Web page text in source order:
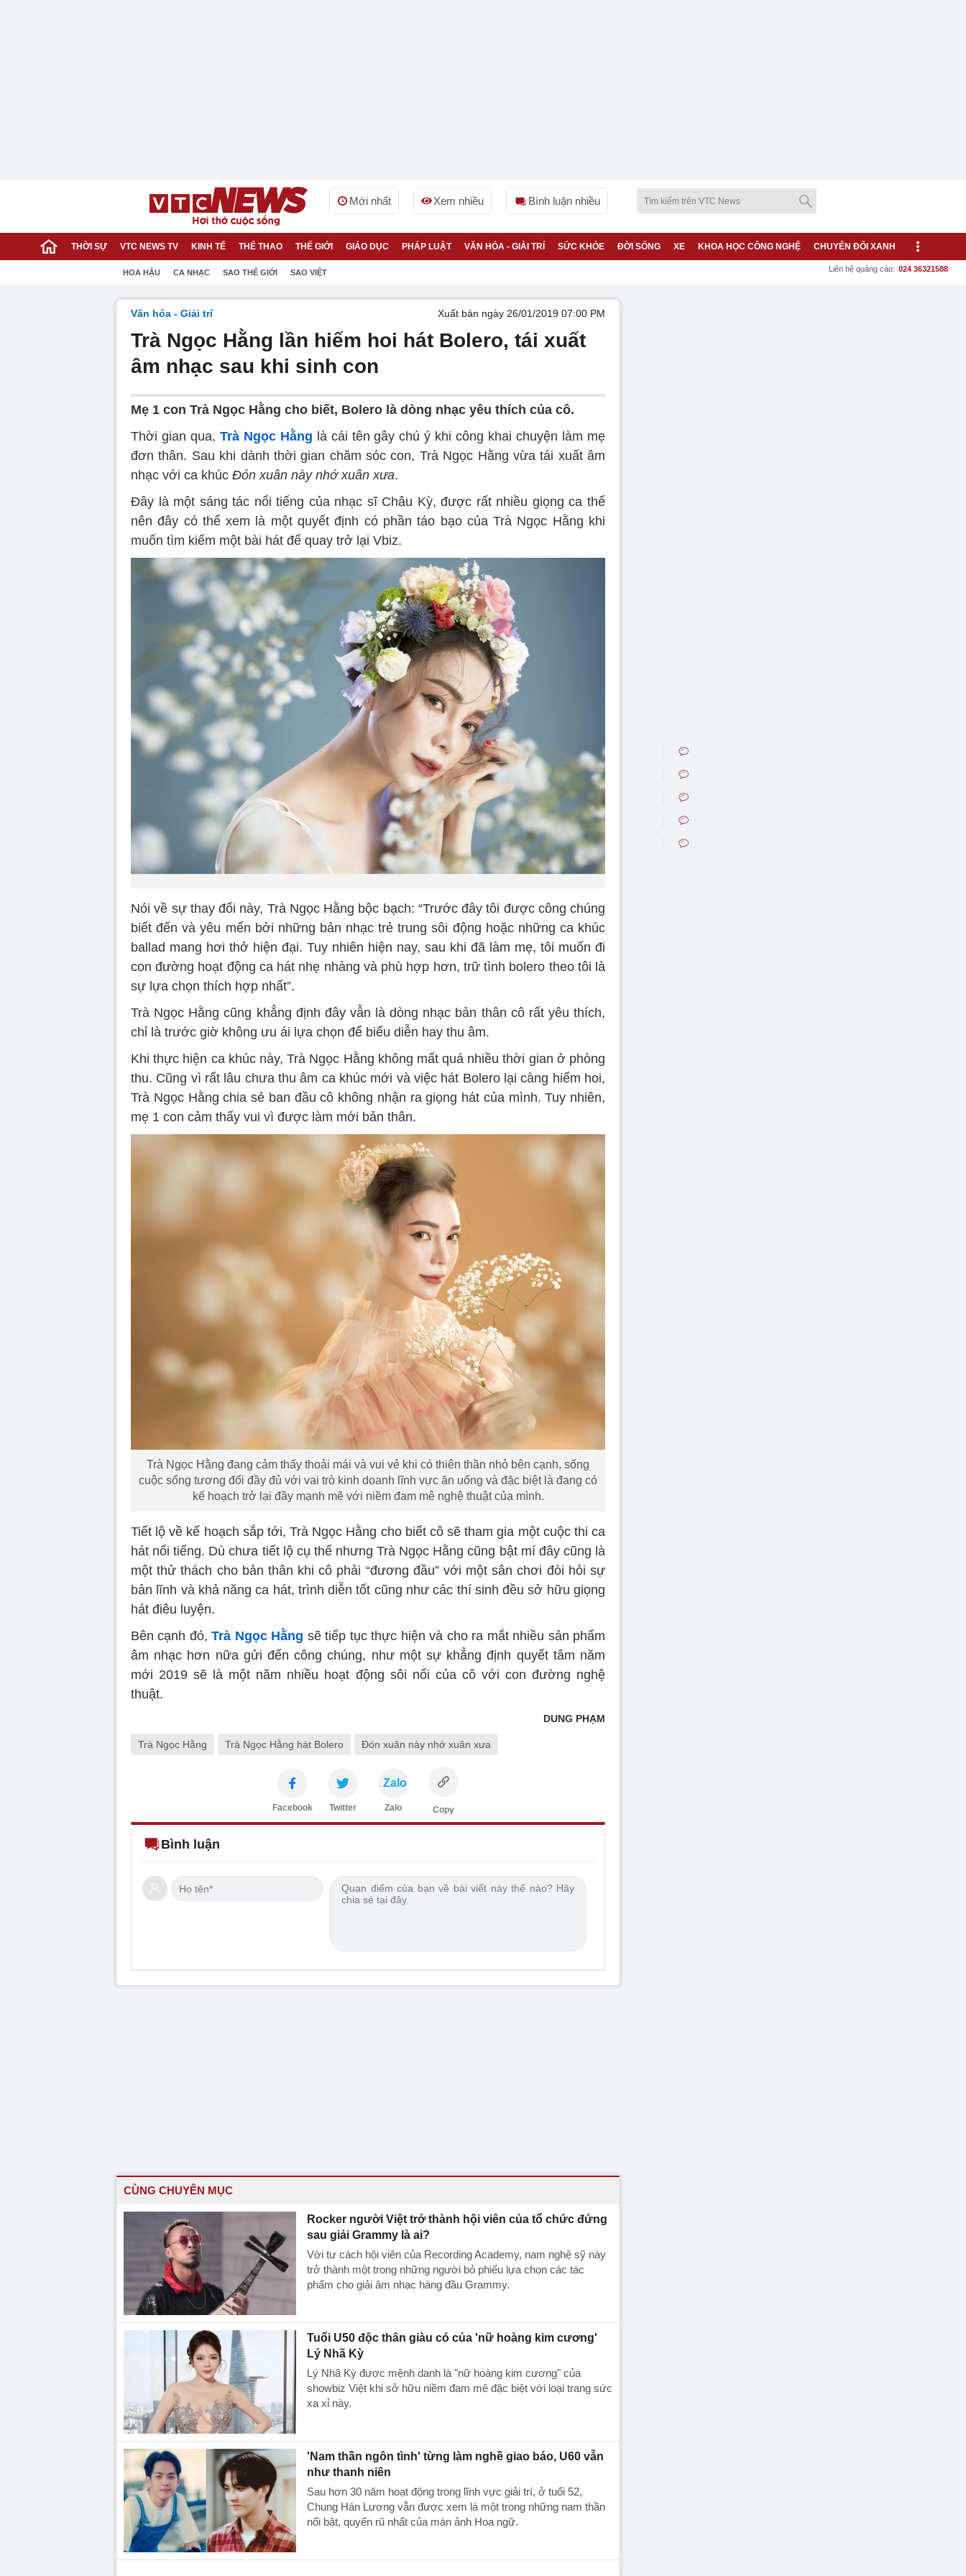
Mới nhất Xem nhiều Bình luận nhiều
THỜI SỰ VTC NEWS TV KINH TẾ THỂ THAO THẾ GIỚI GIÁO DỤC PHÁP LUẬT VĂN HÓA - GIẢI TRÍ SỨC KHỎE ĐỜI SỐNG XE KHOA HỌC CÔNG NGHỆ CHUYỂN ĐỔI XANH
HOA HẬU CA NHẠC SAO THẾ GIỚI SAO VIỆT Liên hệ quảng cáo: 024 36321588
Văn hóa - Giải trí Xuất bản ngày 26/01/2019 07:00 PM
Trà Ngọc Hằng lần hiếm hoi hát Bolero, tái xuất
âm nhạc sau khi sinh con
Mẹ 1 con Trà Ngọc Hằng cho biết, Bolero là dòng nhạc yêu thích của cô.
Thời gian qua, Trà Ngọc Hằng là cái tên gây chú ý khi công khai chuyện làm mẹ
đơn thân. Sau khi dành thời gian chăm sóc con, Trà Ngọc Hằng vừa tái xuất âm
nhạc với ca khúc Đón xuân này nhớ xuân xưa.
Đây là một sáng tác nổi tiếng của nhạc sĩ Châu Kỳ, được rất nhiều giọng ca thể
nên đây có thể xem là một quyết định có phần táo bạo của Trà Ngọc Hằng khi
muốn tìm kiếm một bài hát để quay trở lại Vbiz.
Nói về sự thay đổi này, Trà Ngọc Hằng bộc bạch: “Trước đây tôi được công chúng
biết đến và yêu mến bởi những bản nhạc trẻ trung sôi động hoặc những ca khúc
ballad mang hơi thở hiện đại. Tuy nhiên hiện nay, sau khi đã làm mẹ, tôi muốn đi
con đường hoạt động ca hát nhẹ nhàng và phù hợp hơn, trữ tình bolero theo tôi là
sự lựa chọn thích hợp nhất”.
Trà Ngọc Hằng cũng khẳng định đây vẫn là dòng nhạc bản thân cô rất yêu thích,
chỉ là trước giờ không ưu ái lựa chọn để biểu diễn hay thu âm.
Khi thực hiện ca khúc này, Trà Ngọc Hằng không mất quá nhiều thời gian ở phòng
thu. Cũng vì rất lâu chưa thu âm ca khúc mới và việc hát Bolero lại càng hiếm hoi,
Trà Ngọc Hằng chia sẻ ban đầu cô không nhận ra giọng hát của mình. Tuy nhiên,
mẹ 1 con cảm thấy vui vì được làm mới bản thân.
Trà Ngọc Hằng đang cảm thấy thoải mái và vui vẻ khi có thiên thần nhỏ bên cạnh, sống
cuộc sống tương đối đầy đủ với vai trò kinh doanh lĩnh vực ăn uống và đặc biệt là đang có
kế hoạch trở lại đầy mạnh mẽ với niềm đam mê nghệ thuật của mình.
Tiết lộ về kế hoạch sắp tới, Trà Ngọc Hằng cho biết cô sẽ tham gia một cuộc thi ca
hát nổi tiếng. Dù chưa tiết lộ cụ thể nhưng Trà Ngọc Hằng cũng bật mí đây cũng là
một thử thách cho bản thân khi cô phải “đương đầu” với một sân chơi đòi hỏi sự
bản lĩnh và khả năng ca hát, trình diễn tốt cũng như các thí sinh đều sở hữu giọng
hát điêu luyện.
Bên cạnh đó,Trà Ngọc Hằng sẽ tiếp tục thực hiện và cho ra mắt nhiều sản phẩm
âm nhạc hơn nữa gửi đến công chúng, như một sự khẳng định quyết tâm năm
mới 2019 sẽ là một năm nhiều hoạt động sôi nổi của cô với con đường nghệ
thuật.
DUNG PHẠM
Trà Ngọc Hằng Trà Ngọc Hằng hát Bolero Đón xuân này nhớ xuân xưa
Facebook Twitter
Zalo
Zalo Copy
Bình luận
CÙNG CHUYÊN MỤC
Rocker người Việt trở thành hội viên của tổ chức đứng
sau giải Grammy là ai?
Với tư cách hội viên của Recording Academy, nam nghệ sỹ này
trở thành một trong những người bỏ phiếu lựa chọn các tác
phẩm cho giải âm nhạc hàng đầu Grammy.
Tuổi U50 độc thân giàu có của 'nữ hoàng kim cương'
Lý Nhã Kỳ
Lý Nhã Kỳ được mệnh danh là "nữ hoàng kim cương" của
showbiz Việt khi sở hữu niềm đam mê đặc biệt với loại trang sức
xa xỉ này.
'Nam thần ngôn tình' từng làm nghề giao báo, U60 vẫn
như thanh niên
Sau hơn 30 năm hoạt động trong lĩnh vực giải trí, ở tuổi 52,
Chung Hán Lương vẫn được xem là một trong những nam thần
nổi bật, quyến rũ nhất của màn ảnh Hoa ngữ.